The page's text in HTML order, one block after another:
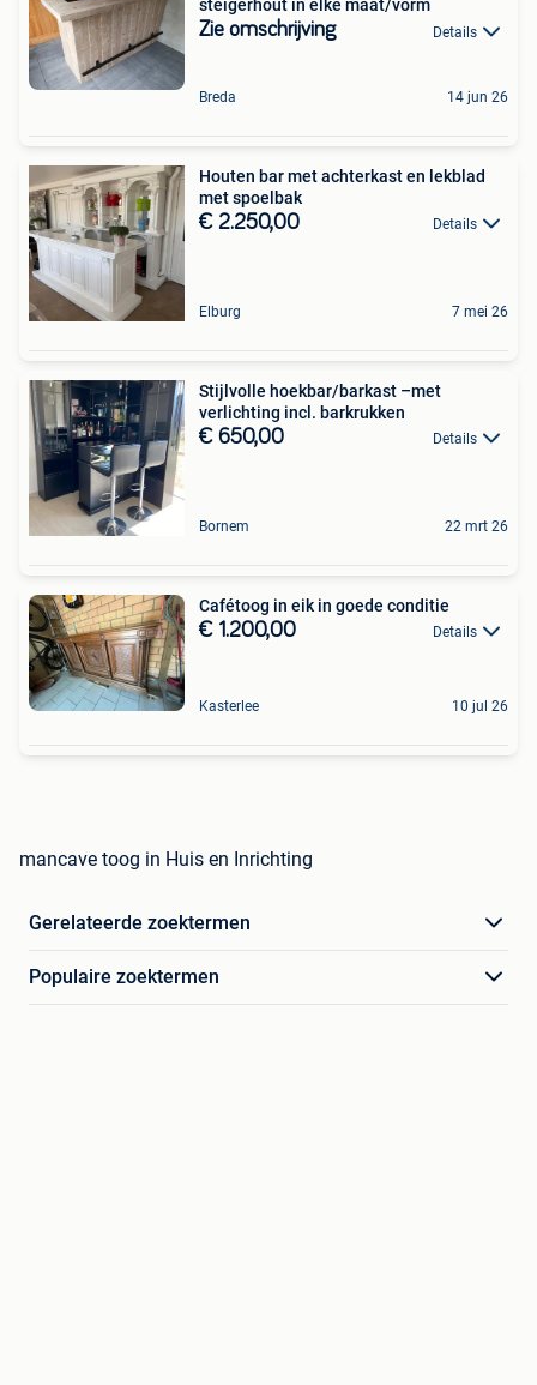
steigerhout in elke maat/vorm
Zie omschrijving Details
Breda 14 jun 26
Houten bar met achterkast en lekblad
met spoelbak
€ 2.250,00 Details
Elburg 7 mei 26
Stijlvolle hoekbar/barkast –met
verlichting incl. barkrukken
€ 650,00 Details
Bornem 22 mrt 26
Cafétoog in eik in goede conditie
€ 1.200,00 Details
Kasterlee 10 jul 26
mancave toog in Huis en Inrichting
Gerelateerde zoektermen
Populaire zoektermen